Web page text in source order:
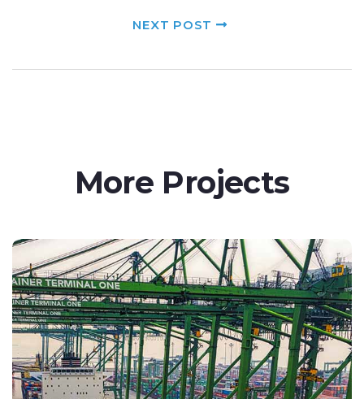
NEXT POST
More Projects